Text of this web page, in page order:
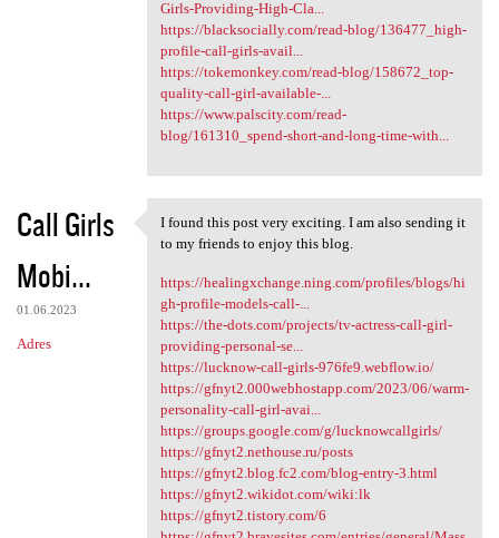
Girls-Providing-High-Cla...
https://blacksocially.com/read-blog/136477_high-
profile-call-girls-avail...
https://tokemonkey.com/read-blog/158672_top-
quality-call-girl-available-...
https://www.palscity.com/read-
blog/161310_spend-short-and-long-time-with...
Call Girls
Mobi...
01.06.2023
Adres
I found this post very
I found this post very exciting. I am also sending it
to my friends to enjoy this blog.
https://healingxchange.ning.com/profiles/blogs/hi
gh-profile-models-call-...
https://the-dots.com/projects/tv-actress-call-girl-
providing-personal-se...
https://lucknow-call-girls-976fe9.webflow.io/
https://gfnyt2.000webhostapp.com/2023/06/warm-
personality-call-girl-avai...
https://groups.google.com/g/lucknowcallgirls/
https://gfnyt2.nethouse.ru/posts
https://gfnyt2.blog.fc2.com/blog-entry-3.html
https://gfnyt2.wikidot.com/wiki:lk
https://gfnyt2.tistory.com/6